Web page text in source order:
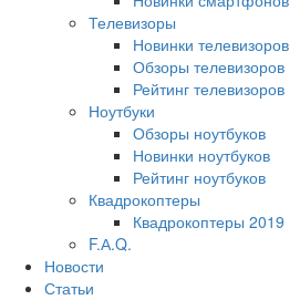
Телевизоры
Новинки телевизоров
Обзоры телевизоров
Рейтинг телевизоров
Ноутбуки
Обзоры ноутбуков
Новинки ноутбуков
Рейтинг ноутбуков
Квадрокоптеры
Квадрокоптеры 2019
F.А.Q.
Новости
Статьи